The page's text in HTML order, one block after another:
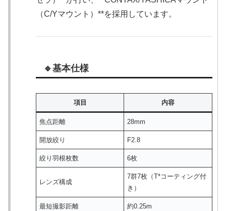
（C/Yマウント）**を採用しています。
🔹基本仕様
項目 内容
焦点距離 28mm
開放絞り F2.8
絞り羽根枚数 6枚
レンズ構成
7群7枚（T*コーティング付
き）
最短撮影距離 約0.25m